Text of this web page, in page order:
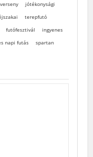
verseny
jótékonysági
terepfutó
futófesztivál
ingyenes
napi futás
spartan